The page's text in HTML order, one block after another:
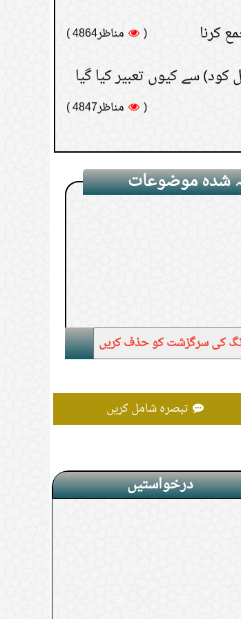
سے کیوں تعبیر کیا گیا
( مناظر4835 )
شدہ موضوعات
کی سرگزشت کو حذف کریں
تبصرہ شامل کریں
درخواستیں